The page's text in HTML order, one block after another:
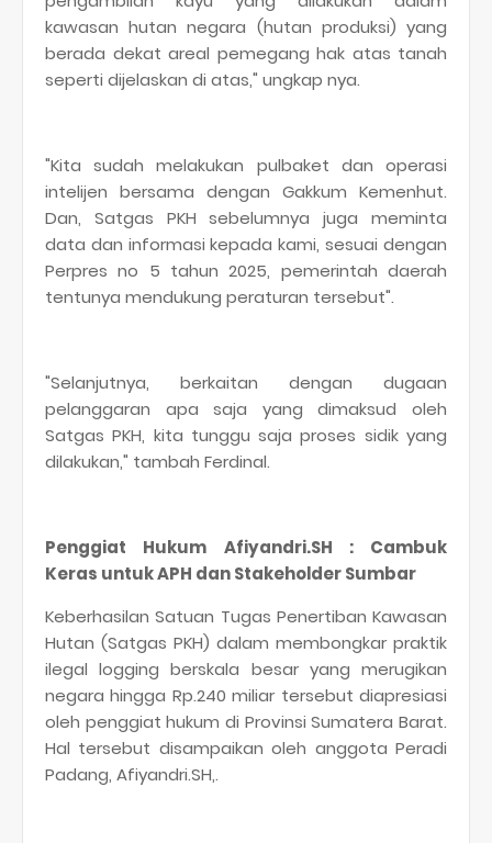
kawasan hutan negara (hutan produksi) yang
berada dekat areal pemegang hak atas tanah
seperti dijelaskan di atas," ungkap nya.
"Kita sudah melakukan pulbaket dan operasi
intelijen bersama dengan Gakkum Kemenhut.
Dan, Satgas PKH sebelumnya juga meminta
data dan informasi kepada kami, sesuai dengan
Perpres no 5 tahun 2025, pemerintah daerah
tentunya mendukung peraturan tersebut".
"Selanjutnya, berkaitan dengan dugaan
pelanggaran apa saja yang dimaksud oleh
Satgas PKH, kita tunggu saja proses sidik yang
dilakukan," tambah Ferdinal.
Penggiat Hukum Afiyandri.SH : Cambuk
Keras untuk APH dan Stakeholder Sumbar
Keberhasilan Satuan Tugas Penertiban Kawasan
Hutan (Satgas PKH) dalam membongkar praktik
ilegal logging berskala besar yang merugikan
negara hingga Rp.240 miliar tersebut diapresiasi
oleh penggiat hukum di Provinsi Sumatera Barat.
Hal tersebut disampaikan oleh anggota Peradi
Padang, Afiyandri.SH,.